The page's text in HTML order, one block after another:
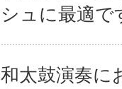
シュに最適で
和太鼓演奏に